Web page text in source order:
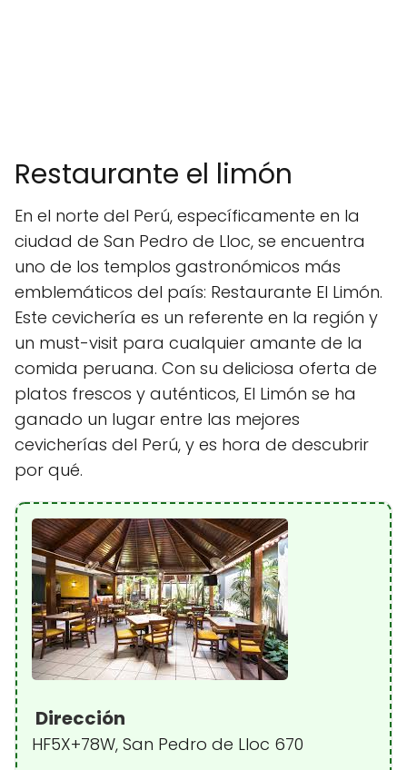
Restaurante el limón
En el norte del Perú, específicamente en la
ciudad de San Pedro de Lloc, se encuentra
uno de los templos gastronómicos más
emblemáticos del país: Restaurante El Limón.
Este cevichería es un referente en la región y
un must-visit para cualquier amante de la
comida peruana. Con su deliciosa oferta de
platos frescos y auténticos, El Limón se ha
ganado un lugar entre las mejores
cevicherías del Perú, y es hora de descubrir
por qué.
Dirección
HF5X+78W, San Pedro de Lloc 670